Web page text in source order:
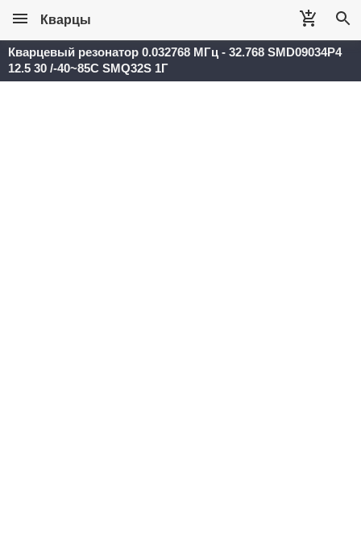
Кварцы
Кварцевый резонатор 0.032768 МГц - 32.768 SMD09034P4
12.5 30 /-40~85C SMQ32S 1Г